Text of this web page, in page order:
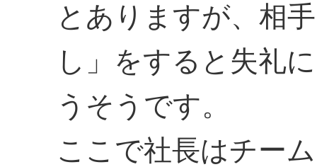
とありますが、相
し」をすると失礼
うそうです。
ここで社長はチー